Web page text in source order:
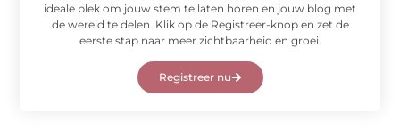
ideale plek om jouw stem te laten horen en jouw blog met
de wereld te delen. Klik op de Registreer-knop en zet de
eerste stap naar meer zichtbaarheid en groei.
Registreer nu